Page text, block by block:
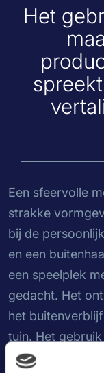
Het
Een sfeervolle
strakke
bij de
en een
een speelplek
gedacht. Het
het
tuin. Het
robuuste